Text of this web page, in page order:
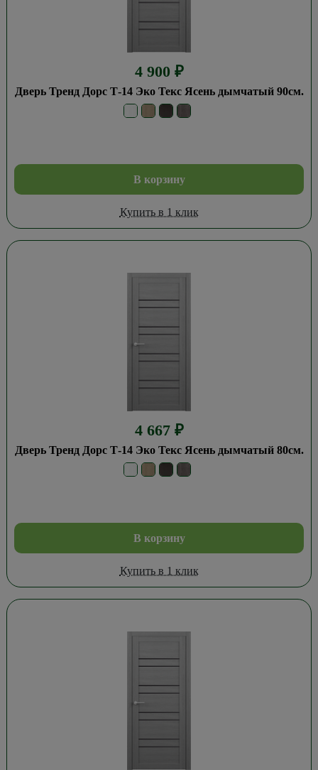
4 900 ₽
Дверь Тренд Дорс Т-14 Эко Текс Ясень дымчатый 90см.
В корзину
Купить в 1 клик
4 667 ₽
Дверь Тренд Дорс Т-14 Эко Текс Ясень дымчатый 80см.
В корзину
Купить в 1 клик